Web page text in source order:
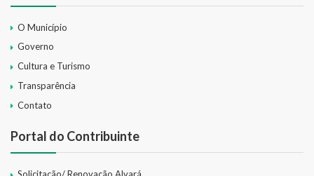
O Município
Governo
Cultura e Turismo
Transparência
Contato
Portal do Contribuinte